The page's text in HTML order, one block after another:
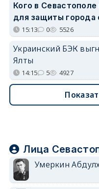
Кого в
для защиты города
15:13 0 5526
Украинский БЭК
Ялты
14:15 5 4927
Лица
Умеркин